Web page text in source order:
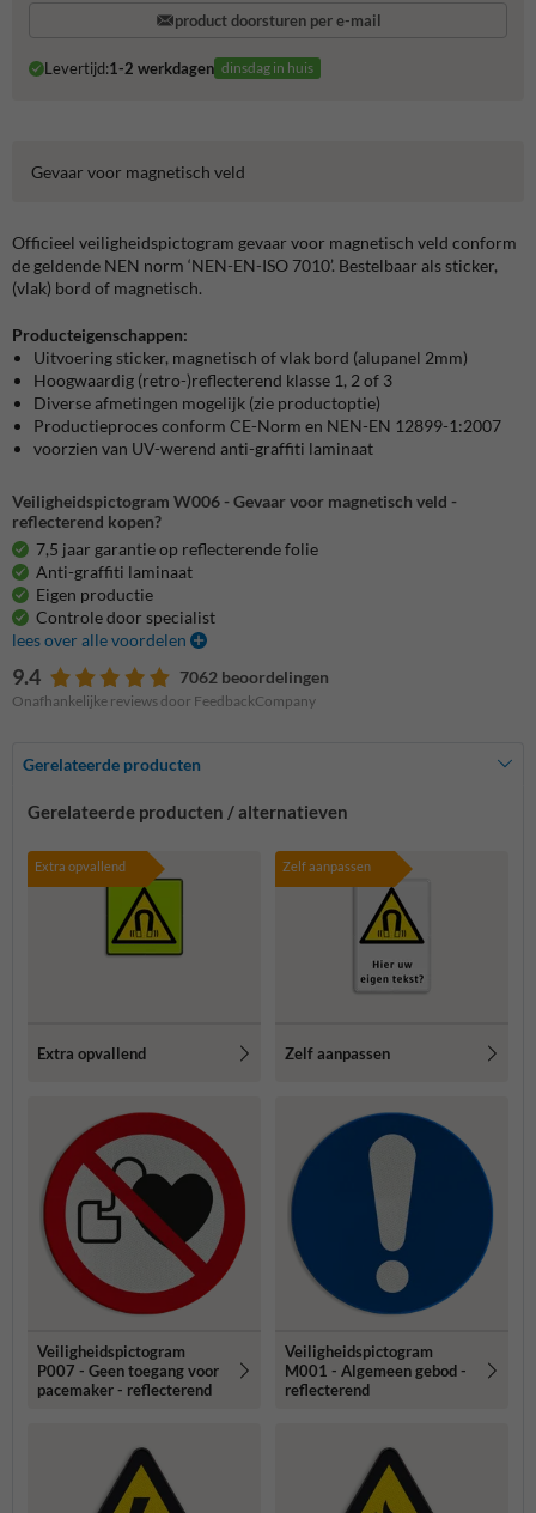
product doorsturen per e-mail
Levertijd:1-2 werkdagen dinsdag in huis
Gevaar voor magnetisch veld
Officieel veiligheidspictogram gevaar voor magnetisch veld conform
de geldende NEN norm ‘NEN-EN-ISO 7010’. Bestelbaar als sticker,
(vlak) bord of magnetisch.
Producteigenschappen:
Uitvoering sticker, magnetisch of vlak bord (alupanel 2mm)
Hoogwaardig (retro-)reflecterend klasse 1, 2 of 3
Diverse afmetingen mogelijk (zie productoptie)
Productieproces conform CE-Norm en NEN-EN 12899-1:2007
voorzien van UV-werend anti-graffiti laminaat
Veiligheidspictogram W006 - Gevaar voor magnetisch veld -
reflecterend kopen?
7,5 jaar garantie op reflecterende folie
Anti-graffiti laminaat
Eigen productie
Controle door specialist
lees over alle voordelen
9.4 7062 beoordelingen
Onafhankelijke reviews door FeedbackCompany
Gerelateerde producten
Gerelateerde producten / alternatieven
Extra opvallend
Extra opvallend
Zelf aanpassen
Zelf aanpassen
Veiligheidspictogram
P007 - Geen toegang voor
pacemaker - reflecterend
Veiligheidspictogram
M001 - Algemeen gebod -
reflecterend